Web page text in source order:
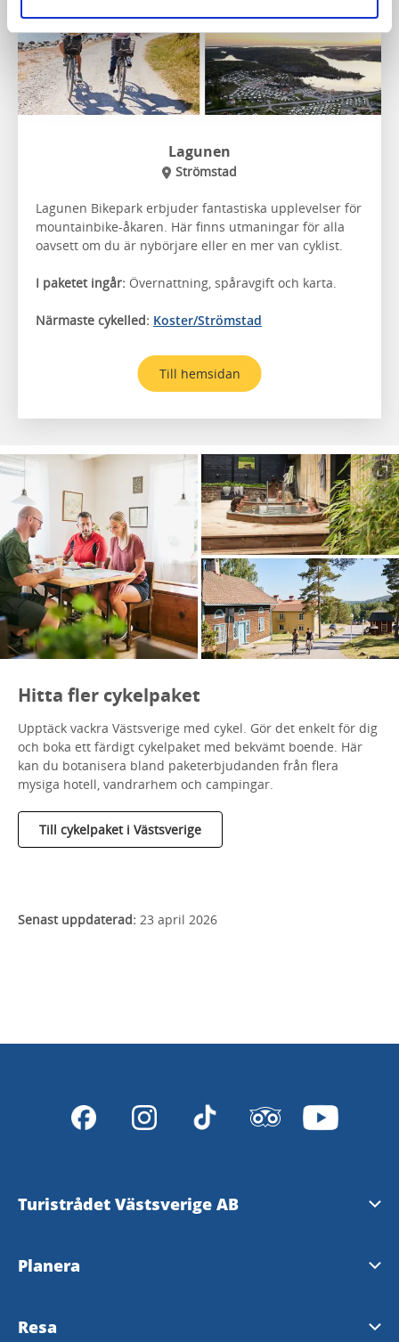
Lagunen
Strömstad
Lagunen Bikepark erbjuder fantastiska upplevelser för
mountainbike-åkaren. Här finns utmaningar för alla
oavsett om du är nybörjare eller en mer van cyklist.
I paketet ingår: Övernattning, spåravgift och karta.
Närmaste cykelled: Koster/Strömstad
Till hemsidan
Hitta fler cykelpaket
Upptäck vackra Västsverige med cykel. Gör det enkelt för dig
och boka ett färdigt cykelpaket med bekvämt boende. Här
kan du botanisera bland paketerbjudanden från flera
mysiga hotell, vandrarhem och campingar.
Till cykelpaket i Västsverige
Senast uppdaterad: 23 april 2026
Turistrådet Västsverige AB
Tipsa om evenemang
Planera
Nyhetsbrev från Västsverige
Resa